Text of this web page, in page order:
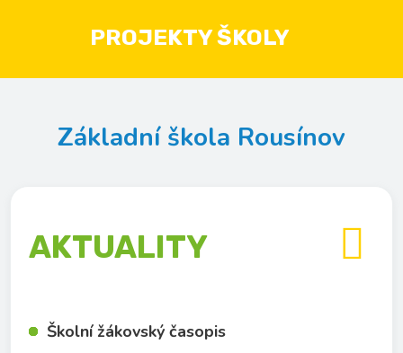
PROJEKTY ŠKOLY
Základní škola Rousínov
AKTUALITY
Školní žákovský časopis
